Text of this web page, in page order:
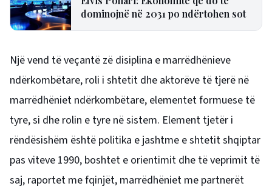
dominojnë në 2031 po ndërtohen sot
Një vend të veçantë zë disiplina e marrëdhënieve
ndërkombëtare, roli i shtetit dhe aktorëve të tjerë në
marrëdhëniet ndërkombëtare, elementet formuese të
tyre, si dhe rolin e tyre në sistem. Element tjetër i
rëndësishëm është politika e jashtme e shtetit shqiptar
pas viteve 1990, boshtet e orientimit dhe të veprimit të
saj, raportet me fqinjët, marrëdhëniet me partnerët